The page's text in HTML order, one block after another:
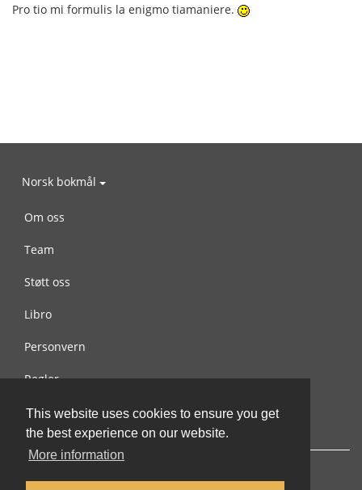
This website uses cookies to ensure you get
the best experience on our website.
More information
Pro tio mi formulis la enigmo tiamaniere.
Norsk bokmål
Om oss
Team
Støtt oss
Libro
Personvern
Regler
Kontakt oss